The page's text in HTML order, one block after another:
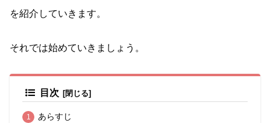
を紹介していきます。
それでは始めていきましょう。
目次
あらすじ